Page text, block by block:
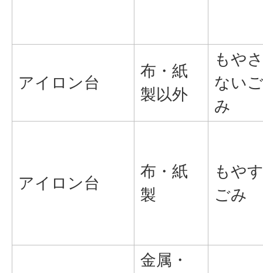
アイロン台
布・紙
製以外
もやさ
ないご
み
アイロン台
布・紙
製
もやす
ごみ
金属・